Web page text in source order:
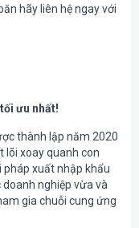
hãy liên hệ ngay với
ưu nhất!
thành lập năm 2020
lõi xoay quanh con
pháp xuất nhập khẩu
nghiệp vừa và
gia chuỗi cung ứng